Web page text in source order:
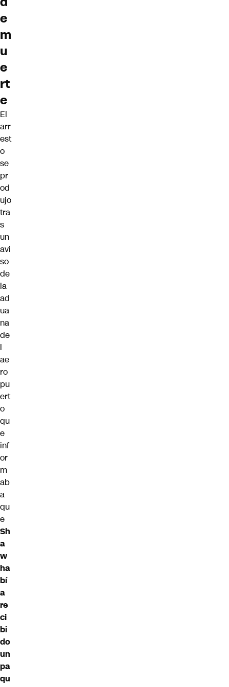
e
m
u
e
rt
e
El
arr
est
o
se
pr
od
ujo
tra
s
un
avi
so
de
la
ad
ua
na
de
l
ae
ro
pu
ert
o
qu
e
inf
or
m
ab
a
qu
e
Sh
a
w
ha
bí
a
re
ci
bi
do
un
pa
qu